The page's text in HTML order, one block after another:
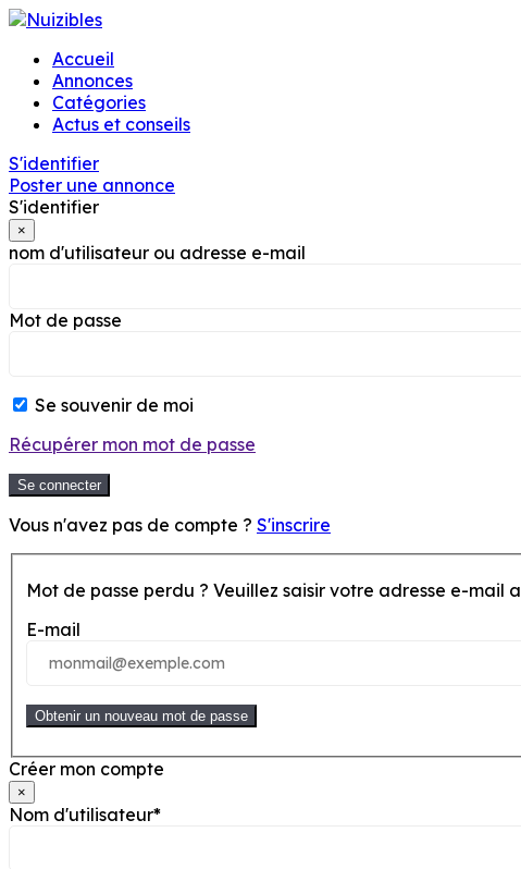
Accueil
Annonces
Catégories
Actus et conseils
S'identifier
Poster une annonce
S'identifier
×
nom d'utilisateur ou adresse e-mail
Mot de passe
Se souvenir de moi
Récupérer mon mot de passe
Se connecter
Vous n'avez pas de compte ? S'inscrire
Mot de passe perdu ? Veuillez saisir votre
E-mail
Obtenir un nouveau mot de passe
Créer mon compte
×
Nom d'utilisateur*